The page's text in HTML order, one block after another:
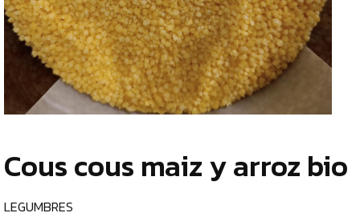
TIENDA
CHOCOLATES
ESPECIALES
ESPECIAS
CAFÉS
GENERAL
Cous cous maiz y arroz bio
LEGUMBRES